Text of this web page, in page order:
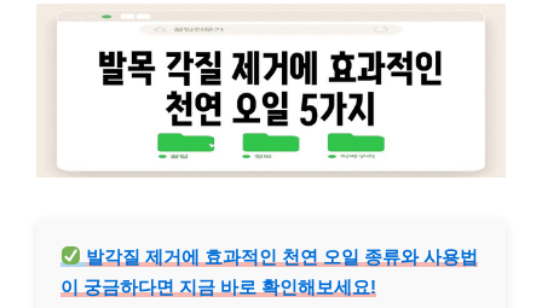
발각질 제거에 효과적인 천연 오일 종류와 사용법
이 궁금하다면 지금 바로 확인해보세요!